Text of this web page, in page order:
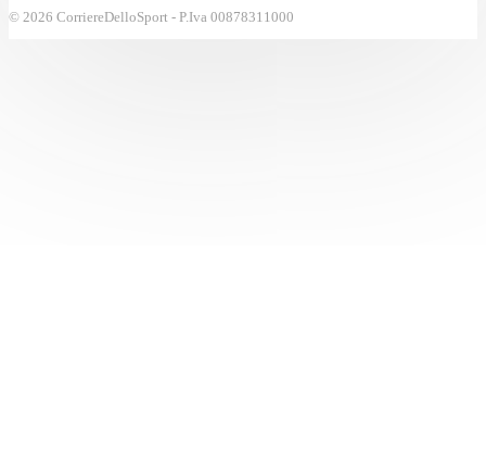
© 2026 CorriereDelloSport - P.Iva 00878311000